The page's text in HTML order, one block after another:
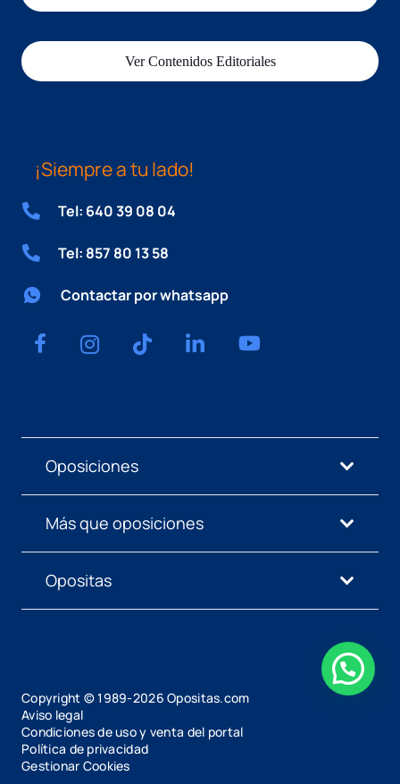
Ver Contenidos Editoriales
¡Siempre a tu lado!
Tel: 640 39 08 04
Tel: 857 80 13 58
Contactar por whatsapp
Oposiciones
Más que oposiciones
Opositas
Copyright © 1989-2026 Opositas.com
Aviso legal
Condiciones de uso y venta del portal
Política de privacidad
Gestionar Cookies